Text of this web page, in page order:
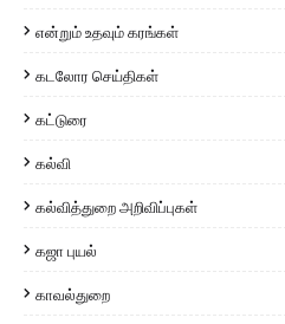
என்றும் உதவும் கரங்கள்
கடலோர செய்திகள்
கட்டுரை
கல்வி
கல்வித்துறை அறிவிப்புகள்
கஜா புயல்
காவல்துறை